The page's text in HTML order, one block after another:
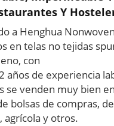
Y
a Henghua
en telas no tejidas
con
años de experiencia
se venden muy bien
bolsas de compras,
agrícola y otros.